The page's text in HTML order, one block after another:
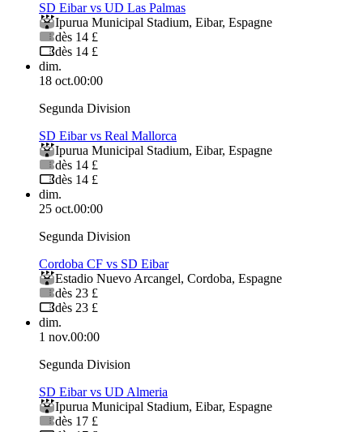
SD Eibar vs UD Las Palmas
Ipurua Municipal Stadium, Eibar, Espagne
dès 14 £
dès 14 £
dim.
18 oct.00:00
Segunda Division
SD Eibar vs Real Mallorca
Ipurua Municipal Stadium, Eibar, Espagne
dès 14 £
dès 14 £
dim.
25 oct.00:00
Segunda Division
Cordoba CF vs SD Eibar
Estadio Nuevo Arcangel, Cordoba, Espagne
dès 23 £
dès 23 £
dim.
1 nov.00:00
Segunda Division
SD Eibar vs UD Almeria
Ipurua Municipal Stadium, Eibar, Espagne
dès 17 £